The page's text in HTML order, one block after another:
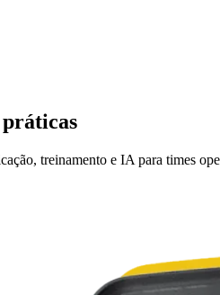
práticas
treinamento e IA para times